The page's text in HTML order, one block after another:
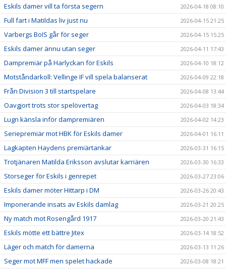
Eskils damer vill ta första segern 2026-04-18 08:10
Full fart i Matildas liv just nu 2026-04-15 21:25
Varbergs BoIS går för seger 2026-04-15 15:25
Eskils damer ännu utan seger 2026-04-11 17:43
Dampremiär på Harlyckan för Eskils 2026-04-10 18:12
Motståndarkoll: Vellinge IF vill spela balanserat 2026-04-09 22:18
Från Division 3 till startspelare 2026-04-08 13:44
Oavgjort trots stor spelövertag 2026-04-03 18:34
Lugn känsla inför dampremiären 2026-04-02 14:23
Seriepremiär mot HBK för Eskils damer 2026-04-01 16:11
Lagkapten Haydens premiärtankar 2026-03-31 16:15
Trotjänaren Matilda Eriksson avslutar karriären 2026-03-30 16:33
Storseger för Eskils i genrepet 2026-03-27 23:06
Eskils damer möter Hittarp i DM 2026-03-26 20:43
Imponerande insats av Eskils damlag 2026-03-21 20:25
Ny match mot Rosengård 1917 2026-03-20 21:43
Eskils mötte ett bättre Jitex 2026-03-14 18:52
Läger och match för damerna 2026-03-13 11:26
Seger mot MFF men spelet hackade 2026-03-08 18:21